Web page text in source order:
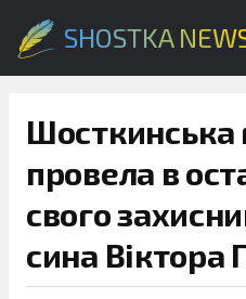
SHOSTKA
Шосткинська
провела в
свого
сина Віктора